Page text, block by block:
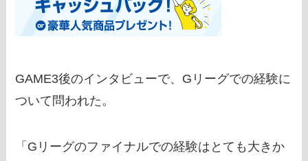
GAME3後のインタビューで、Gリーグでの経験に
ついて問われた。
「Gリーグのファイナルでの経験はとても大きか